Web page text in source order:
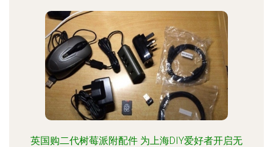
英国购二代树莓派附配件 为上海DIY爱好者开启无